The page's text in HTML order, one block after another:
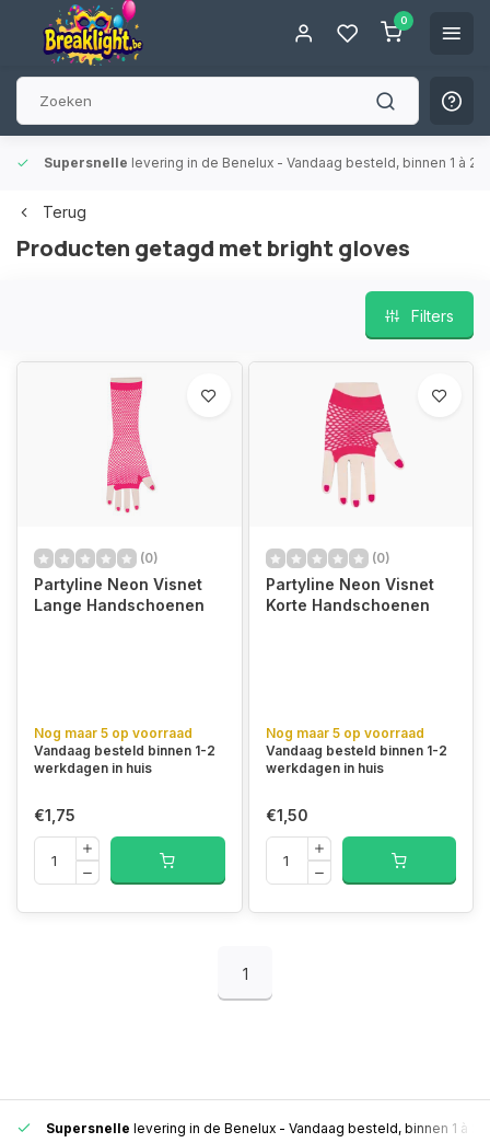
0
Supersnelle levering in de Benelux - Vandaag besteld, binnen 1 à 2
Terug
Producten getagd met bright gloves
Filters
(0)
Partyline Neon Visnet
Lange Handschoenen
Nog maar 5 op voorraad
Vandaag besteld binnen 1-2
werkdagen in huis
€1,75
(0)
Partyline Neon Visnet
Korte Handschoenen
Nog maar 5 op voorraad
Vandaag besteld binnen 1-2
werkdagen in huis
€1,50
1
Supersnelle levering in de Benelux - Vandaag besteld, binnen 1 à 2